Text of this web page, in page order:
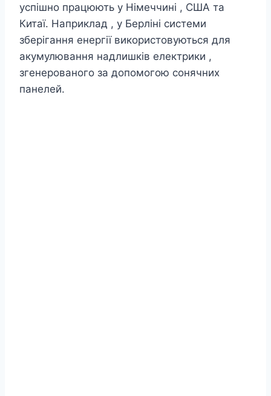
успішно працюють у Німеччині , США та
Китаї. Наприклад , у Берліні системи
зберігання енергії використовуються для
акумулювання надлишків електрики ,
згенерованого за допомогою сонячних
панелей.